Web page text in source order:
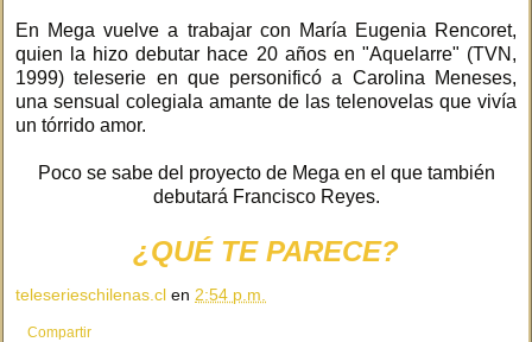
En Mega vuelve a trabajar con María Eugenia Rencoret,
quien la hizo debutar hace 20 años en "Aquelarre" (TVN,
1999) teleserie en que personificó a Carolina Meneses,
una sensual colegiala amante de las telenovelas que vivía
un tórrido amor.
Poco se sabe del proyecto de Mega en el que también
debutará Francisco Reyes.
¿QUÉ TE PARECE?
teleserieschilenas.cl en 2:54 p.m.
Compartir